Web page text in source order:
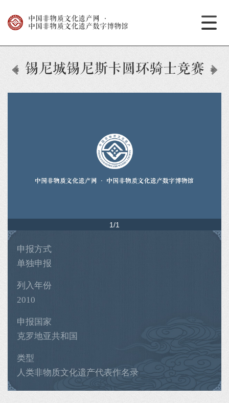
中国非物质文化遗产网
·
中国非物质文化遗产数字博物馆
锡尼城锡尼斯卡圆环骑士竞赛
1/1
申报方式
单独申报
列入年份
2010
申报国家
克罗地亚共和国
类型
人类非物质文化遗产代表作名录